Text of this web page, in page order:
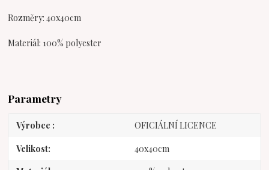
Rozměry: 40x40cm
Materiál: 100% polyester
Parametry
Výrobce OFICIÁLNÍ LICENCE
Velikost 40x40cm